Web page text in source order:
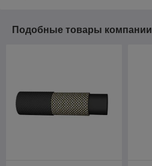
Подобные товары компании